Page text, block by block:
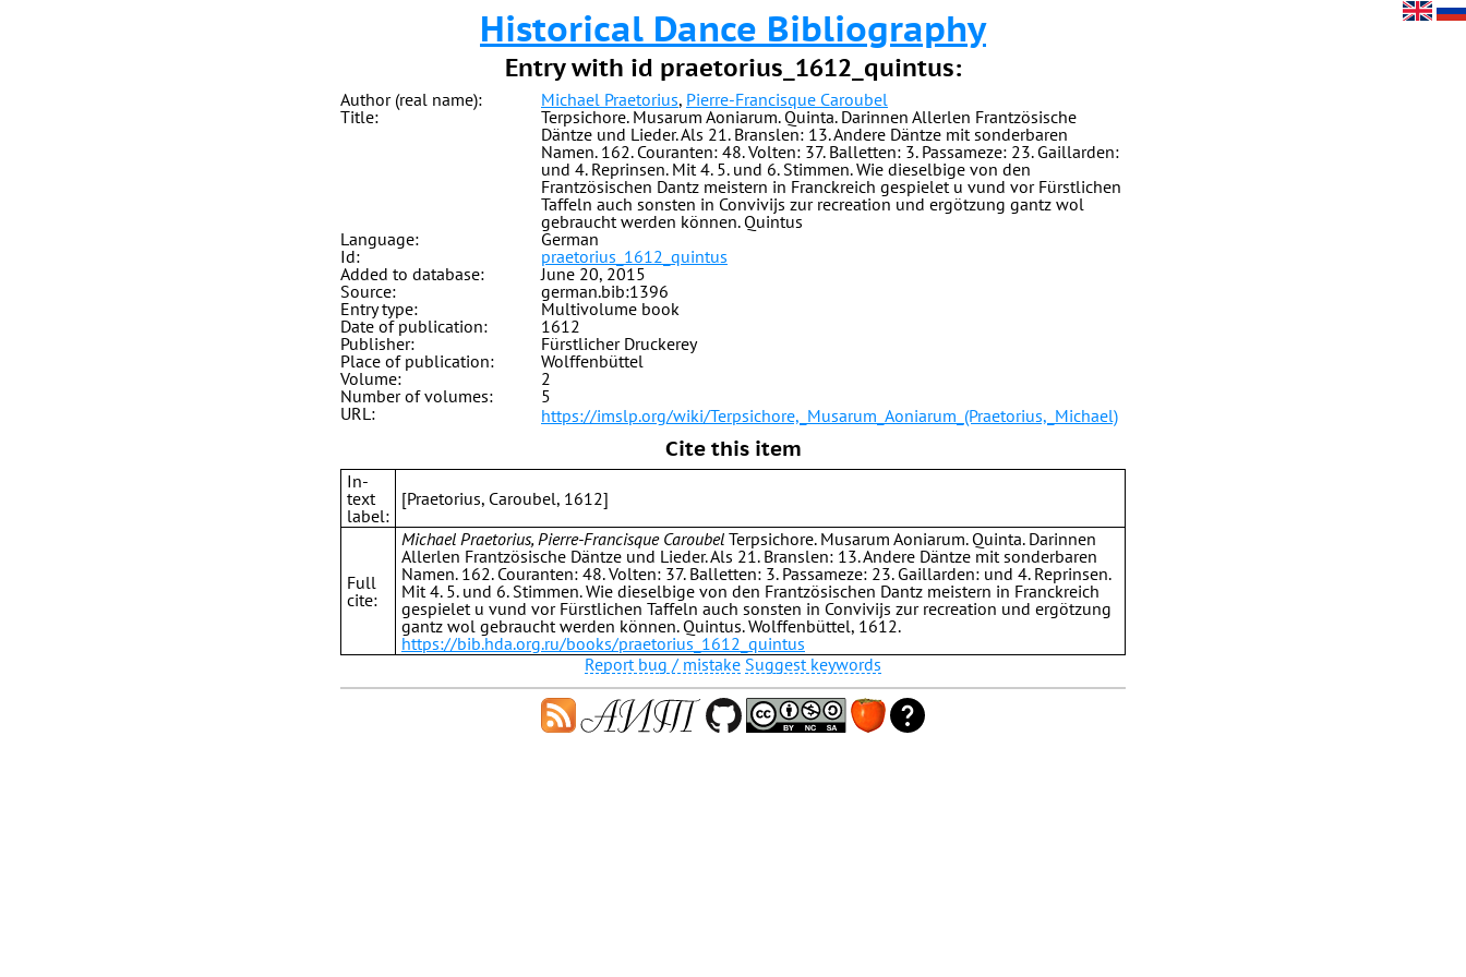
Historical Dance Bibliography
Entry with id praetorius_1612_quintus:
Author (real name): Michael Praetorius, Pierre-Francisque Caroubel
Title:
Terpsichore. Musarum Aoniarum. Quinta. Darinnen Allerlen Frantzösische
Däntze und Lieder. Als 21. Branslen: 13. Andere Däntze mit sonderbaren
Namen. 162. Couranten: 48. Volten: 37. Balletten: 3. Passameze: 23. Gaillarden:
und 4. Reprinsen. Mit 4. 5. und 6. Stimmen. Wie dieselbige von den
Frantzösischen Dantz meistern in Franckreich gespielet u vund vor Fürstlichen
Taffeln auch sonsten in Convivijs zur recreation und ergötzung gantz wol
gebraucht werden können. Quintus
Language:
German
Id:
praetorius_1612_quintus
Added to database:
June 20, 2015
Source:
german.bib:1396
Entry type:
Multivolume book
Date of publication:
1612
Publisher:
Fürstlicher Druckerey
Place of publication:
Wolffenbüttel
Volume:
2
Number of volumes:
5
URL:
https://imslp.org/wiki/Terpsichore,_Musarum_Aoniarum_(Praetorius,_Michael)
Cite this item
In-
text
label:
[Praetorius, Caroubel, 1612]
Full
cite:
Michael Praetorius, Pierre-Francisque Caroubel Terpsichore. Musarum Aoniarum. Quinta. Darinnen
Allerlen Frantzösische Däntze und Lieder. Als 21. Branslen: 13. Andere Däntze mit sonderbaren
Namen. 162. Couranten: 48. Volten: 37. Balletten: 3. Passameze: 23. Gaillarden: und 4. Reprinsen.
Mit 4. 5. und 6. Stimmen. Wie dieselbige von den Frantzösischen Dantz meistern in Franckreich
gespielet u vund vor Fürstlichen Taffeln auch sonsten in Convivijs zur recreation und ergötzung
gantz wol gebraucht werden können. Quintus. Wolffenbüttel, 1612.
https://bib.hda.org.ru/books/praetorius_1612_quintus
Report bug / mistake Suggest keywords